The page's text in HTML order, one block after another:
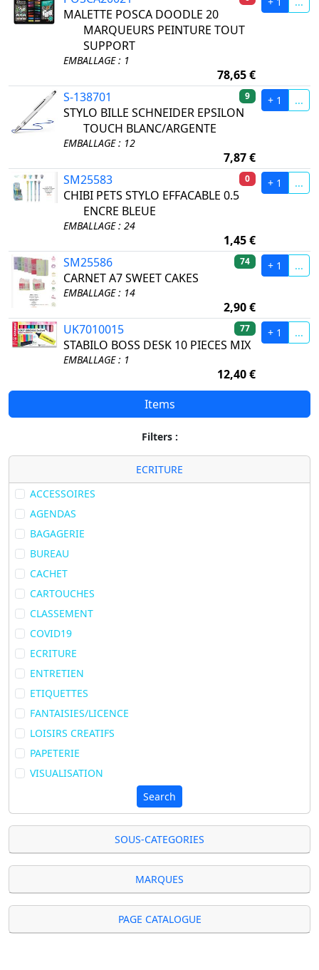
Items
Filters :
ECRITURE
ACCESSOIRES
AGENDAS
BAGAGERIE
BUREAU
CACHET
CARTOUCHES
CLASSEMENT
COVID19
ECRITURE
ENTRETIEN
ETIQUETTES
FANTAISIES/LICENCE
LOISIRS CREATIFS
PAPETERIE
VISUALISATION
Search
SOUS-CATEGORIES
MARQUES
PAGE CATALOGUE
MALETTE POSCA DOODLE 20
MARQUEURS PEINTURE TOUT
SUPPORT
EMBALLAGE : 1
78,65 €
S-138701
STYLO BILLE SCHNEIDER EPSILON
TOUCH BLANC/ARGENTE
EMBALLAGE : 12
9
7,87 €
+ 1 ...
SM25583
CHIBI PETS STYLO EFFACABLE 0.5
ENCRE BLEUE
EMBALLAGE : 24
0
1,45 €
+ 1 ...
SM25586
CARNET A7 SWEET CAKES
EMBALLAGE : 14
74
2,90 €
+ 1 ...
UK7010015
STABILO BOSS DESK 10 PIECES MIX
EMBALLAGE : 1
77
12,40 €
+ 1 ...